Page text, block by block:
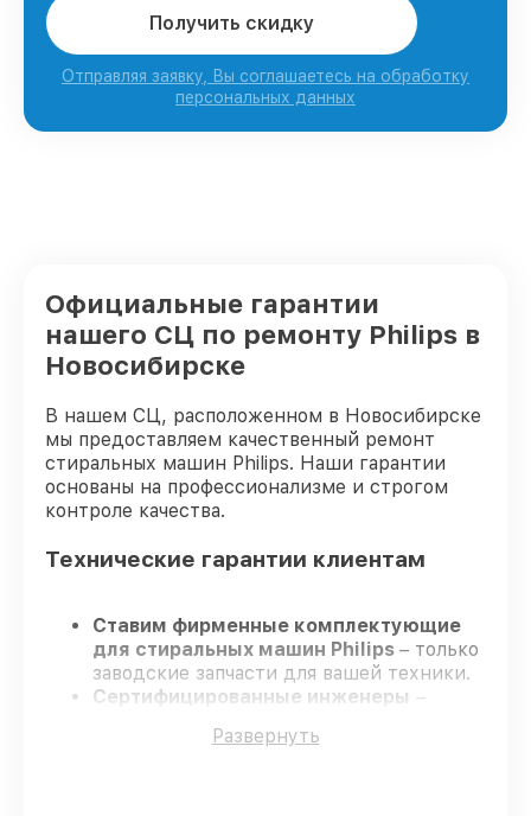
Получить скидку
Отправляя заявку, Вы соглашаетесь на обработку
персональных данных
Официальные гарантии
нашего СЦ по ремонту Philips в
Новосибирске
В нашем СЦ, расположенном в Новосибирске
мы предоставляем качественный ремонт
стиральных машин Philips. Наши гарантии
основаны на профессионализме и строгом
контроле качества.
Технические гарантии клиентам
Ставим фирменные комплектующие
для стиральных машин Philips – только
заводские запчасти для вашей техники.
Сертифицированные инженеры –
обеспечивает высокий уровень сервиса.
Развернуть